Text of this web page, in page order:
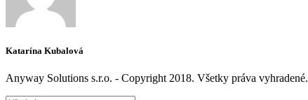
Katarína Kubalová
Anyway Solutions s.r.o. - Copyright 2018. Všetky práva vyhradené.